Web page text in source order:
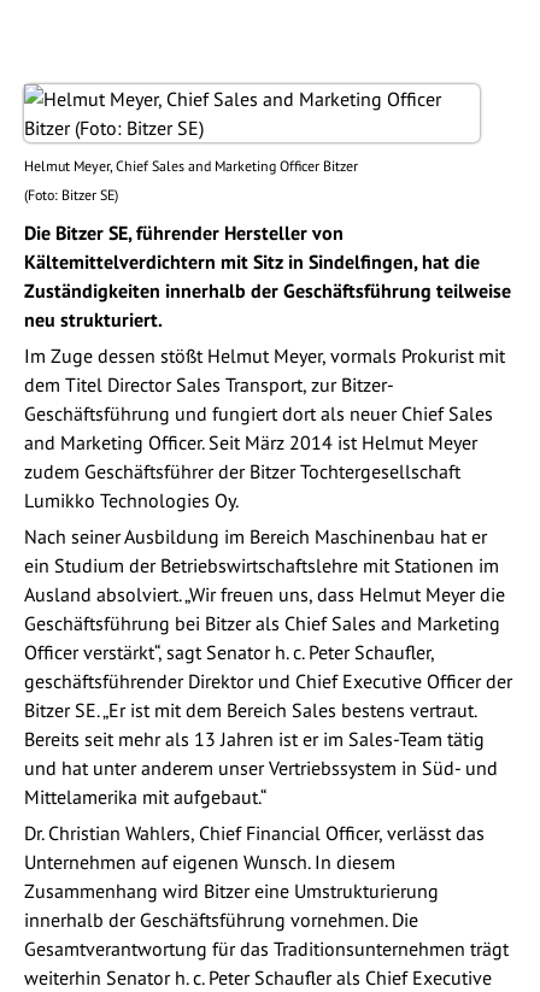
Helmut Meyer, Chief Sales and Marketing Officer Bitzer
(Foto: Bitzer SE)
Die Bitzer SE, führender Hersteller von
Kältemittelverdichtern mit Sitz in Sindelfingen, hat die
Zuständigkeiten innerhalb der Geschäftsführung teilweise
neu strukturiert.
Im Zuge dessen stößt Helmut Meyer, vormals Prokurist mit
dem Titel Director Sales Transport, zur Bitzer-
Geschäftsführung und fungiert dort als neuer Chief Sales
and Marketing Officer. Seit März 2014 ist Helmut Meyer
zudem Geschäftsführer der Bitzer Tochtergesellschaft
Lumikko Technologies Oy.
Nach seiner Ausbildung im Bereich Maschinenbau hat er
ein Studium der Betriebswirtschaftslehre mit Stationen im
Ausland absolviert. „Wir freuen uns, dass Helmut Meyer die
Geschäftsführung bei Bitzer als Chief Sales and Marketing
Officer verstärkt“, sagt Senator h. c. Peter Schaufler,
geschäftsführender Direktor und Chief Executive Officer der
Bitzer SE. „Er ist mit dem Bereich Sales bestens vertraut.
Bereits seit mehr als 13 Jahren ist er im Sales-Team tätig
und hat unter anderem unser Vertriebssystem in Süd- und
Mittelamerika mit aufgebaut.“
Dr. Christian Wahlers, Chief Financial Officer, verlässt das
Unternehmen auf eigenen Wunsch. In diesem
Zusammenhang wird Bitzer eine Umstrukturierung
innerhalb der Geschäftsführung vornehmen. Die
Gesamtverantwortung für das Traditionsunternehmen trägt
weiterhin Senator h. c. Peter Schaufler als Chief Executive